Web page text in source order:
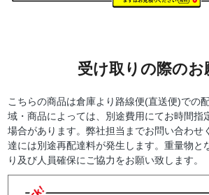
受け取りの際のお
こちらの商品は倉庫より路線便(直送便)での
域・商品によっては、別途費用にてお時間指
場合があります。弊社担当までお問い合わせ
達には別途再配達料が発生します。重量物と
り及び人員確保にご協力をお願い致します。